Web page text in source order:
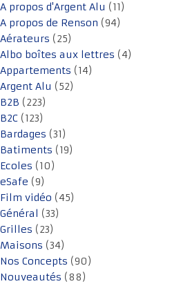
A propos d'Argent Alu (11)
A propos de Renson (94)
Aérateurs (25)
Albo boîtes aux lettres (4)
Appartements (14)
Argent Alu (52)
B2B (223)
B2C (123)
Bardages (31)
Batiments (19)
Ecoles (10)
eSafe (9)
Film vidéo (45)
Général (33)
Grilles (23)
Maisons (34)
Nos Concepts (90)
Nouveautés (88)